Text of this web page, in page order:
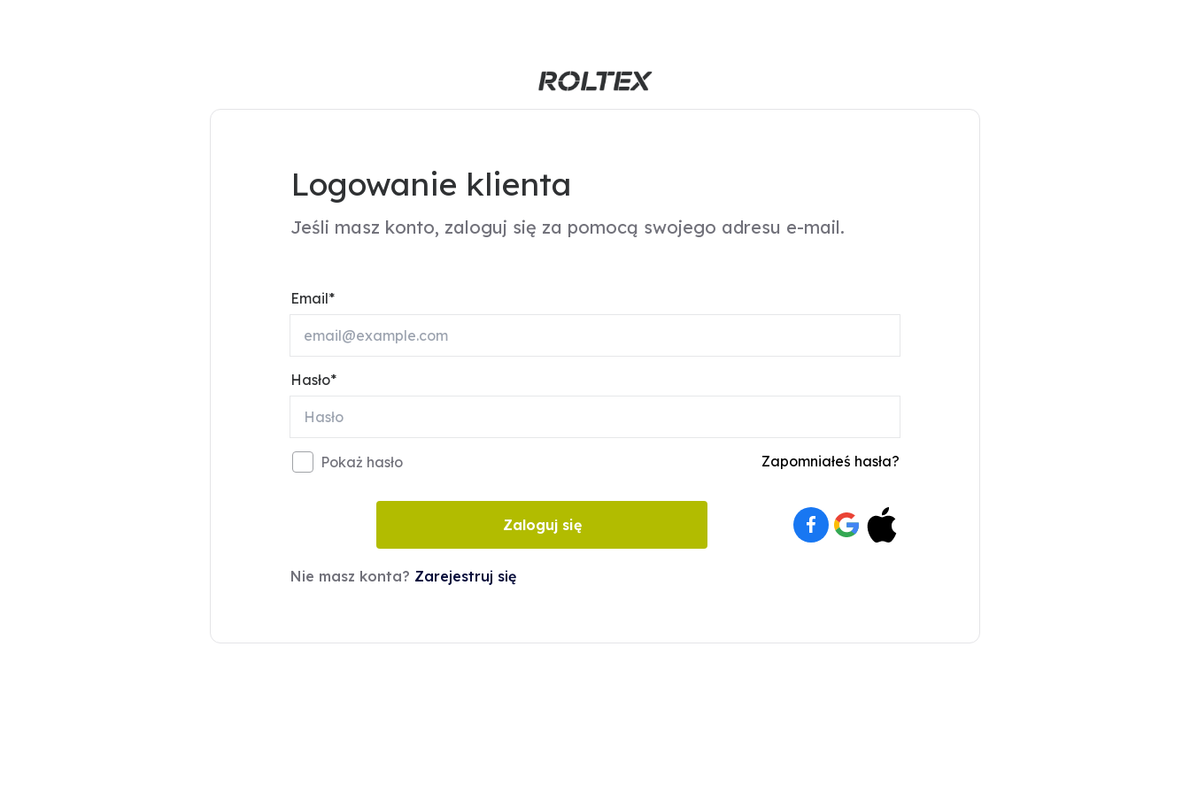
Logowanie klienta
Jeśli masz konto, zaloguj się za pomocą swojego adresu e-mail.
Email
Hasło
Pokaż hasło Zapomniałeś hasła?
Zaloguj się
Nie masz konta? Zarejestruj się